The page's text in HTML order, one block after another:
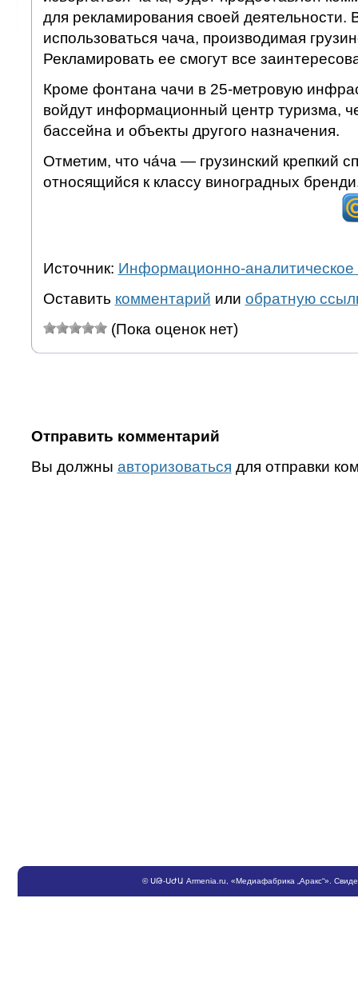
для рекламирования своей деятельности.
использоваться чача, производимая
Рекламировать ее смогут все
Кроме фонтана чачи в 25-метровую
войдут информационный центр туризма,
бассейна и объекты другого назначения.
Отметим, что ча́ча — грузинский крепкий
относящийся к классу виноградных
Источник: Информационно-аналитическое
Оставить комментарий или обратную
(Пока оценок нет)
Отправить комментарий
Вы должны авторизоваться для отправки
©ՍԹ-ՍԺԱ Armenia.ru , «Медиафабрика „Аракс“».